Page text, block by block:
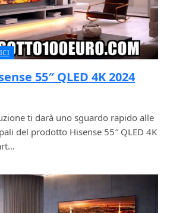
55″ QLED 4K 2024
ti darà uno sguardo rapido alle
del prodotto Hisense 55″ QLED 4K